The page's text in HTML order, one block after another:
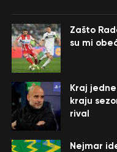
Zašto
su mi
Kraj
kraju
rival
Nejmar